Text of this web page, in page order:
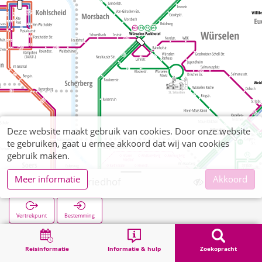
Reisinformatie Informatie & hulp Zoekopracht
Bardenberg Friedhof
Vertrekpunt Bestemming
Zoekopracht
Deze website maakt gebruik van cookies. Door onze website
te gebruiken, gaat u ermee akkoord dat wij van cookies
gebruik maken.
Meer informatie
Akkoord